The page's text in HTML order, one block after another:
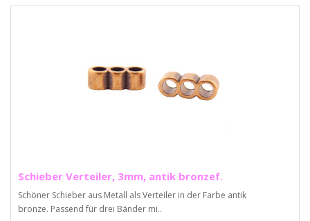
Schieber Verteiler, 3mm, antik bronzef.
Schöner Schieber aus Metall als Verteiler in der Farbe antik
bronze. Passend für drei Bänder mi..